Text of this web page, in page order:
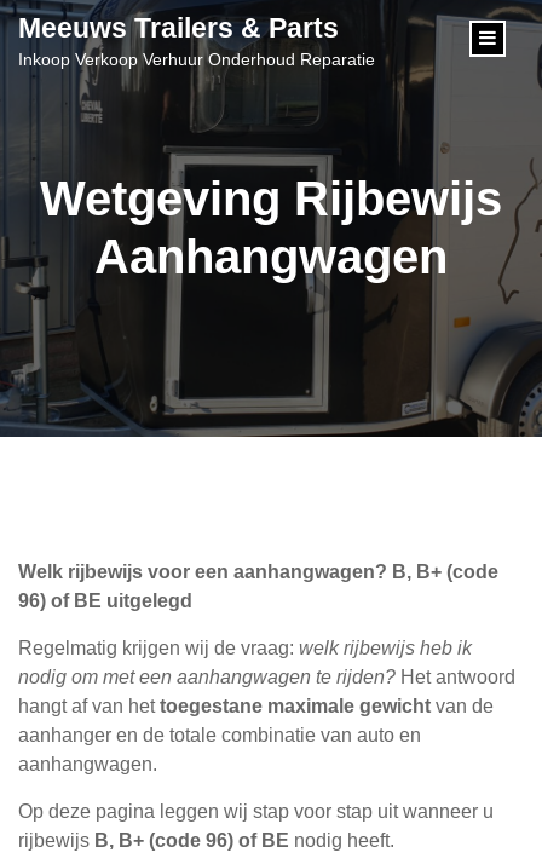
content
Meeuws Trailers & Parts
Inkoop Verkoop Verhuur Onderhoud Reparatie
Wetgeving Rijbewijs
Aanhangwagen
Welk rijbewijs voor een aanhangwagen? B, B+ (code
96) of BE uitgelegd
Regelmatig krijgen wij de vraag: welk rijbewijs heb ik
nodig om met een aanhangwagen te rijden? Het antwoord
hangt af van hettoegestane maximale gewicht van de
aanhanger en de totale combinatie van auto en
aanhangwagen.
Op deze pagina leggen wij stap voor stap uit wanneer u
rijbewijs B, B+ (code 96) of BE nodig heeft.